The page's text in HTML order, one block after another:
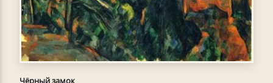
Чёрный замок